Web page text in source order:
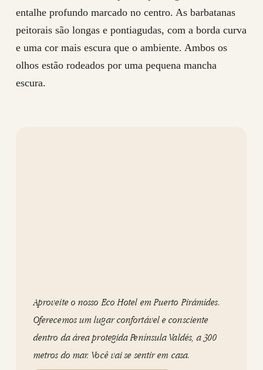
entalhe profundo marcado no centro. As barbatanas
peitorais são longas e pontiagudas, com a borda curva
e uma cor mais escura que o ambiente. Ambos os
olhos estão rodeados por uma pequena mancha
escura.
Aproveite o nosso Eco Hotel em Puerto Pirámides.
Oferecemos um lugar confortável e consciente
dentro da área protegida Península Valdés, a 300
metros do mar. Você vai se sentir em casa.